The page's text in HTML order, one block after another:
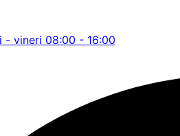
- vineri 08:00 - 16:00